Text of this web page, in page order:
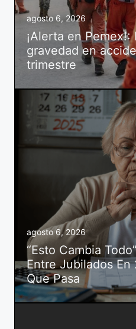
agosto 6, 2026
¡Alerta en
gravedad en
trimestre
agosto 6, 2026
“Esto Cambia
Entre Jubilados En
Que Pasa